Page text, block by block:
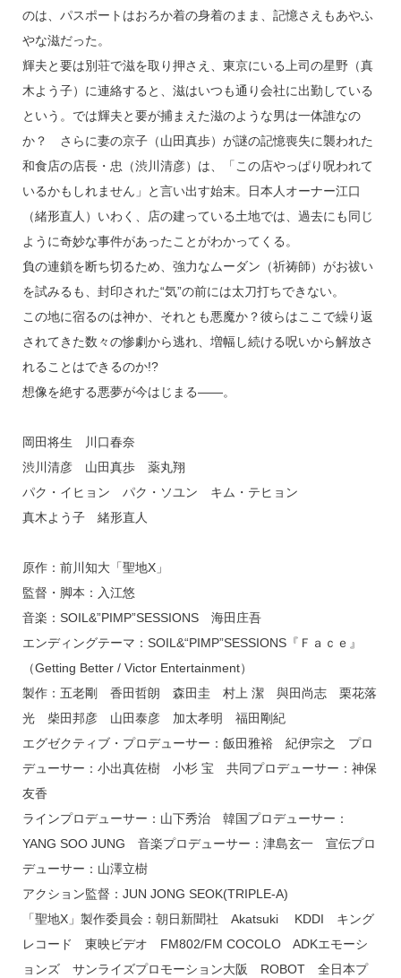
のは、パスポートはおろか着の身着のまま、記憶さえもあやふ
やな滋だった。
輝夫と要は別荘で滋を取り押さえ、東京にいる上司の星野（真
木よう子）に連絡すると、滋はいつも通り会社に出勤している
という。では輝夫と要が捕まえた滋のような男は一体誰なの
か？ さらに妻の京子（山田真歩）が謎の記憶喪失に襲われた
和食店の店長・忠（渋川清彦）は、「この店やっぱり呪われて
いるかもしれません」と言い出す始末。日本人オーナー江口
（緒形直人）いわく、店の建っている土地では、過去にも同じ
ように奇妙な事件があったことがわかってくる。
負の連鎖を断ち切るため、強力なムーダン（祈祷師）がお祓い
を試みるも、封印された“気”の前には太刀打ちできない。
この地に宿るのは神か、それとも悪魔か？彼らはここで繰り返
されてきた数々の惨劇から逃れ、増幅し続ける呪いから解放さ
れることはできるのか!?
想像を絶する悪夢が今はじまる――。
岡田将生 川口春奈
渋川清彦 山田真歩 薬丸翔
パク・イヒョン パク・ソユン キム・テヒョン
真木よう子 緒形直人
原作：前川知大「聖地X」
監督・脚本：入江悠
音楽：SOIL&”PIMP”SESSIONS 海田庄吾
エンディングテーマ：SOIL&“PIMP”SESSIONS『Ｆａｃｅ』
（Getting Better / Victor Entertainment）
製作：五老剛 香田哲朗 森田圭 村上 潔 與田尚志 栗花落
光 柴田邦彦 山田泰彦 加太孝明 福田剛紀
エグゼクティブ・プロデューサー：飯田雅裕 紀伊宗之 プロ
デューサー：小出真佐樹 小杉 宝 共同プロデューサー：神保
友香
ラインプロデューサー：山下秀治 韓国プロデューサー：
YANG SOO JUNG 音楽プロデューサー：津島玄一 宣伝プロ
デューサー：山澤立樹
アクション監督：JUN JONG SEOK(TRIPLE-A)
「聖地X」製作委員会：朝日新聞社 Akatsuki KDDI キング
レコード 東映ビデオ FM802/FM COCOLO ADKエモーシ
ョンズ サンライズプロモーション大阪 ROBOT 全日本プ